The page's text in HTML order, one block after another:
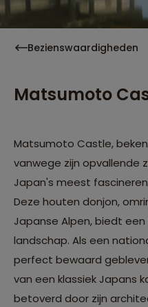
Bezienswaardigheden
Matsumoto
Matsumoto Castle,
vanwege zijn opvallende
Japan's meest
Deze houten donjon,
Japanse Alpen, biedt
landschap. Als een
perfect bewaard
van een klassiek Japans
betoverd door zijn